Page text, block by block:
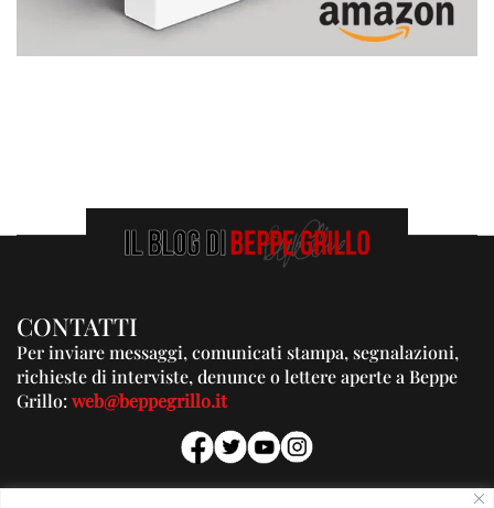
CONTATTI
Per inviare messaggi, comunicati stampa, segnalazioni,
richieste di interviste, denunce o lettere aperte a Beppe
Grillo:web@beppegrillo.it